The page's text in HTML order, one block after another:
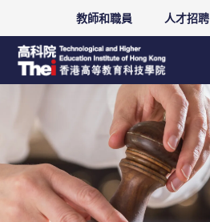
教師和職員 人才招聘